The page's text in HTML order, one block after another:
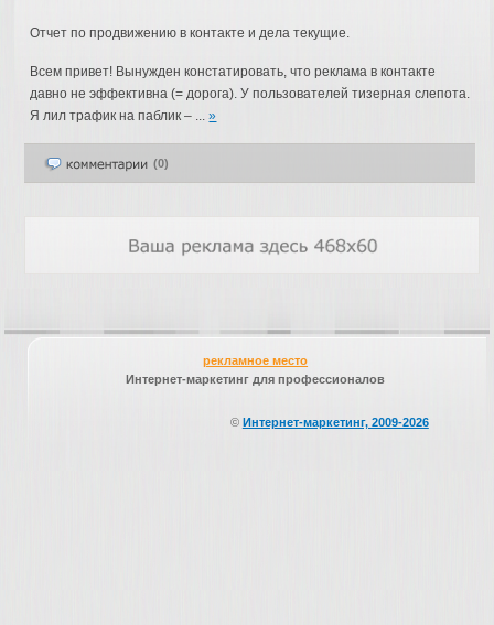
Отчет по продвижению в контакте и дела текущие.
Всем привет! Вынужден констатировать, что реклама в контакте
давно не эффективна (= дорога). У пользователей тизерная слепота.
Я лил трафик на паблик – ...»
(0)
рекламное место
Интернет-маркетинг для профессионалов
© Интернет-маркетинг, 2009-2026